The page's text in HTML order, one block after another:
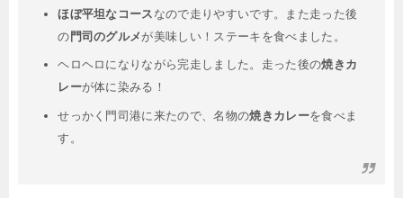
ほぼ平坦なコース なので走りやすいです。また走った後
の 門司のグルメ が美味しい！ステーキを食べました。
ヘロヘロになりながら完走しました。走った後の焼きカ
レーが体に染みる！
せっかく門司港に来たので、名物の焼きカレーを食べま
す。